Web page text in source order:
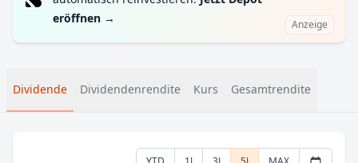
eröffnen → Anzeige
Dividende Dividendenrendite Kurs Gesamtrendite